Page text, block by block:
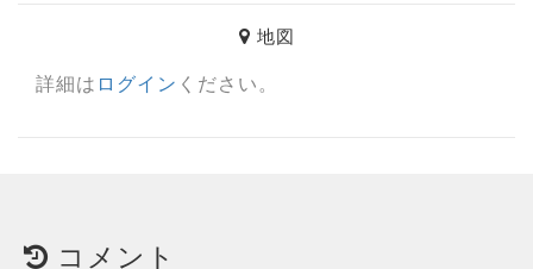
地図
詳細は ログイン ください。
コメント